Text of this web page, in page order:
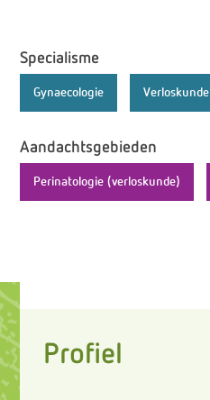
Specialisme
Gynaecologie Verloskunde
Aandachtsgebieden
Perinatologie (verloskunde)
Profiel